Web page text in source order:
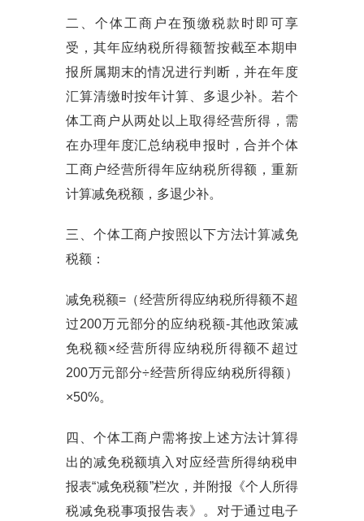
二、个体工商户在预缴税款时即可享
受，其年应纳税所得额暂按截至本期申
报所属期末的情况进行判断，并在年度
汇算清缴时按年计算、多退少补。若个
体工商户从两处以上取得经营所得，需
在办理年度汇总纳税申报时，合并个体
工商户经营所得年应纳税所得额，重新
计算减免税额，多退少补。
三、个体工商户按照以下方法计算减免
税额：
减免税额=（经营所得应纳税所得额不超
过200万元部分的应纳税额-其他政策减
免税额×经营所得应纳税所得额不超过
200万元部分÷经营所得应纳税所得额）
×50%。
四、个体工商户需将按上述方法计算得
出的减免税额填入对应经营所得纳税申
报表“减免税额”栏次，并附报《个人所得
税减免税事项报告表》。对于通过电子